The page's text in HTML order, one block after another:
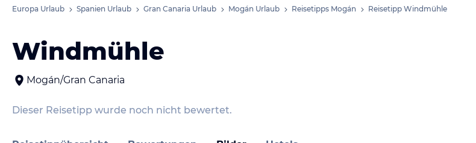
Europa Urlaub Spanien Urlaub Gran Canaria Urlaub Mogán Urlaub Reisetipps Mogán Reisetipp Windmühle
Windmühle
Mogán/Gran Canaria
Dieser Reisetipp wurde noch nicht bewertet.